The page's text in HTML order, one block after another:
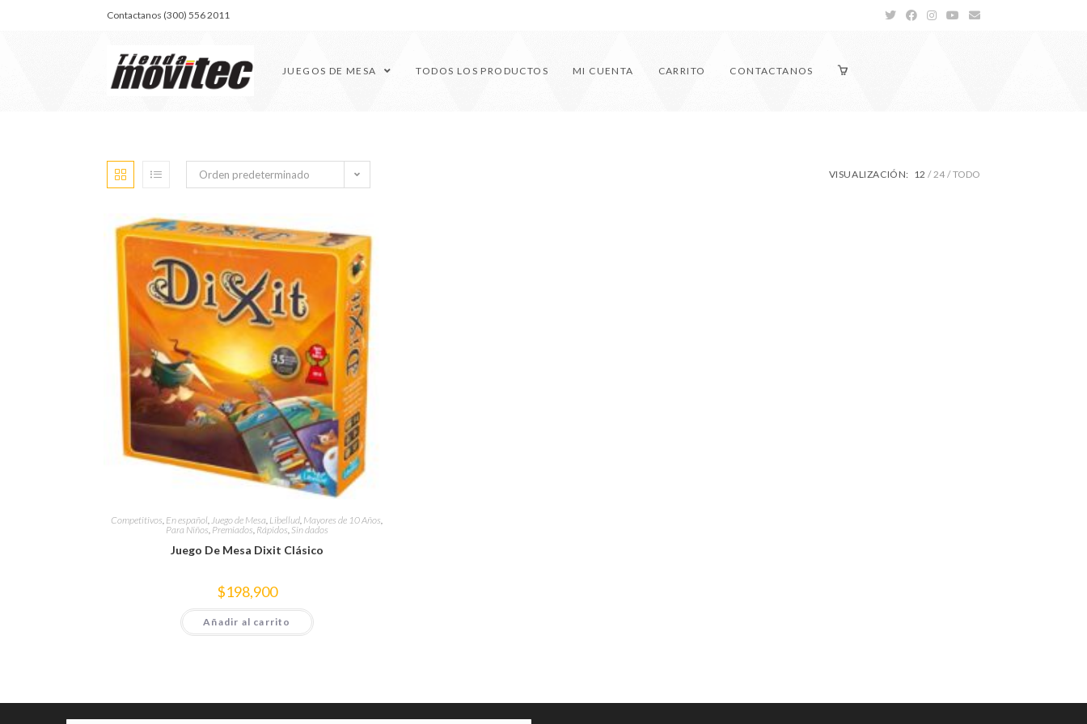
Contactanos (300) 556 2011
JUEGOS DE MESA TODOS LOS PRODUCTOS MI CUENTA CARRITO CONTACTANOS
Orden predeterminado VISUALIZACIÓN: 12 24 TODO
Competitivos, En español,Juego de Mesa, Libellud, Mayores de 10 Años,
Para Niños, Premiados, Rápidos, Sin dados
Juego De Mesa Dixit Clásico
$198,900
Añadir al carrito